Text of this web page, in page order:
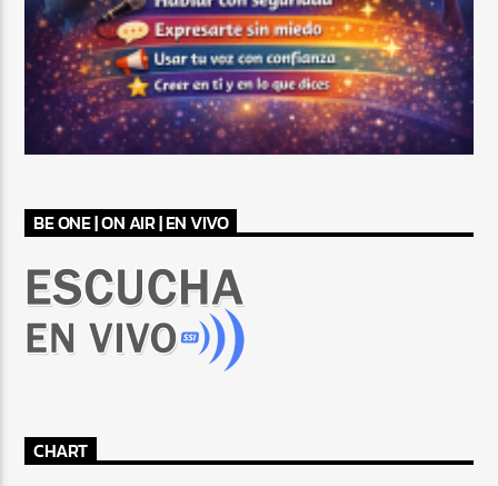
BE ONE | ON AIR | EN VIVO
CHART